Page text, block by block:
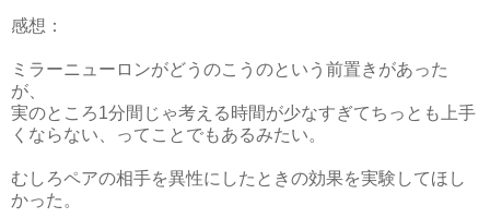
感想：
ミラーニューロンがどうのこうのという前置きがあった
が、
実のところ1分間じゃ考える時間が少なすぎてちっとも上手
くならない、ってことでもあるみたい。
むしろペアの相手を異性にしたときの効果を実験してほし
かった。